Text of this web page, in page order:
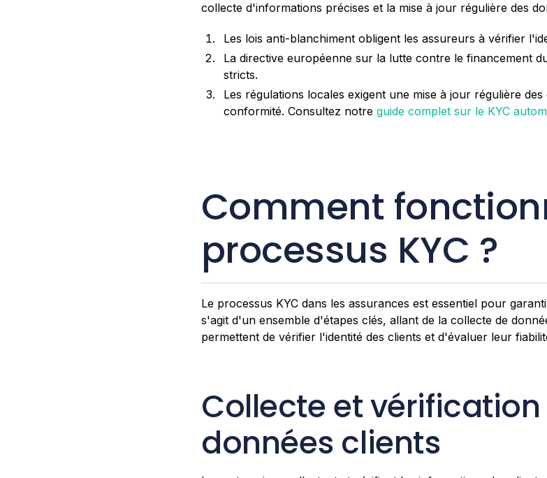
collecte d'informations précises et la mise à jour régulière des
Les lois anti-blanchiment obligent les assureurs à vérifier
La directive européenne sur la lutte contre le financement
stricts.
Les régulations locales exigent une mise à jour régulière
conformité. Consultez notre guide complet sur le KYC
Comment
processus KYC ?
Le processus KYC dans les assurances est essentiel pour
s'agit d'un ensemble d'étapes clés, allant de la collecte de
permettent de vérifier l'identité des clients et d'évaluer leur
Collecte et vérification
données clients